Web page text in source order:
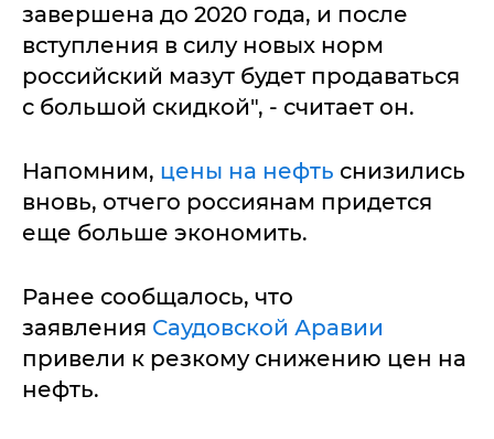
завершена до 2020 года, и после
вступления в силу новых норм
российский мазут будет продаваться
с большой скидкой", - считает он.
Напомним, цены на нефть снизились
вновь, отчего россиянам придется
еще больше экономить.
Ранее сообщалось, что
заявления Саудовской Аравии
привели к резкому снижению цен на
нефть.